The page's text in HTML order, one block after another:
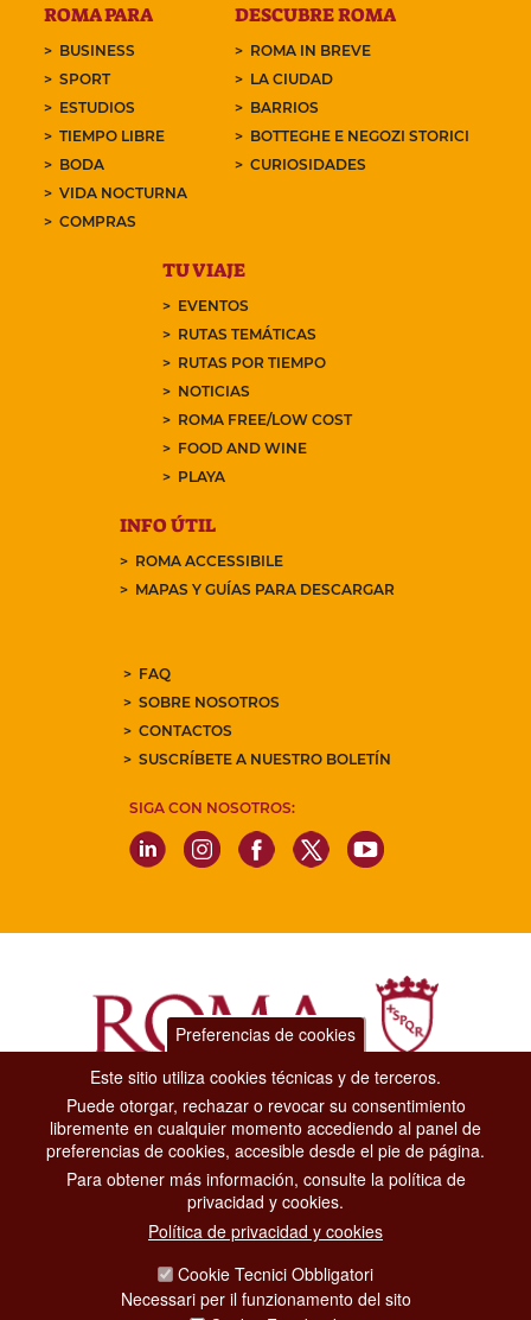
ROMA PARA
BUSINESS
SPORT
ESTUDIOS
TIEMPO LIBRE
BODA
VIDA NOCTURNA
COMPRAS
DESCUBRE ROMA
ROMA IN BREVE
LA CIUDAD
BARRIOS
BOTTEGHE E NEGOZI STORICI
CURIOSIDADES
TU VIAJE
EVENTOS
RUTAS TEMÁTICAS
RUTAS POR TIEMPO
NOTICIAS
ROMA FREE/LOW COST
FOOD AND WINE
PLAYA
INFO ÚTIL
ROMA ACCESSIBILE
MAPAS Y GUÍAS PARA DESCARGAR
FAQ
SOBRE NOSOTROS
CONTACTOS
SUSCRÍBETE A NUESTRO BOLETÍN
SIGA CON NOSOTROS:
Dipartimento Grandi Eventi, Sport, Turismo e Moda.
Via di San Basilio, 51
00187 Roma
CONTACT CENTER TEL. 06 06 08
CONTATTA LA REDAZIONE
Preferencias de cookies
Este sitio utiliza cookies técnicas y de terceros.
Puede otorgar, rechazar o revocar su consentimiento
libremente en cualquier momento accediendo al panel de
preferencias de cookies, accesible desde el pie de página.
Para obtener más información, consulte la política de
privacidad y cookies.
Política de privacidad y cookies
Cookie Tecnici Obbligatori
Necessari per il funzionamento del sito